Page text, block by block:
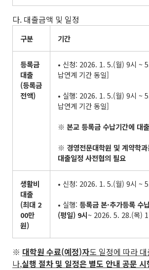
다. 대출금액 및 일정
구분 기간
등록금
대출
(등록금
전액)
• 신청: 2026. 1. 5.(월) 9시 ~
납연계 기간 동일]
• 실행: 2026. 1. 5.(월) 9시 ~
납연계 기간 동일]
※ 본교 등록금 수납기간에 대
※ 경영전문대학원 및 계약학
대출일정 사전협의 필요
생활비
대출
(최대 2
00만
원)
• 신청: 2026. 1. 5.(월) 9시 ~
• 실행: 등록금 본·추가등록 수
(평일) 9시~ 2026. 5. 28.(목)
※ 대학원 수료(예정)자도 일정에 따라
나,실행 절차 및 일정은 별도 안내 공문 시